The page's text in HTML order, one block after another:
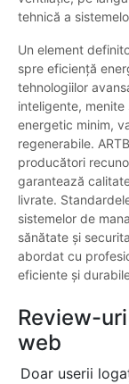
tehnică a
Un element
spre eficiență
tehnologiilor
inteligente,
energetic minim,
regenerabile.
producători
garantează
livrate.
sistemelor de
sănătate și
abordat cu
eficiente și
Review-
web
Doar userii